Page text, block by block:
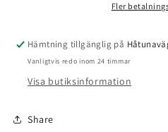
UV-
Resistent
PVC
UV-
Resistent
PVC
Fler
Hämtning tillgänglig på
Vanligtvis redo inom 24 timmar
Visa butiksinformation
Share